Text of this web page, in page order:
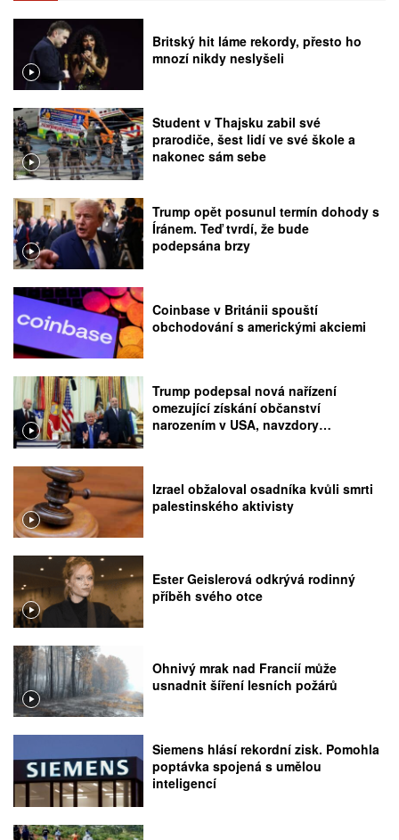
Britský hit láme rekordy, přesto ho
mnozí nikdy neslyšeli
Student v Thajsku zabil své
prarodiče, šest lidí ve své škole a
nakonec sám sebe
Trump opět posunul termín dohody s
Íránem. Teď tvrdí, že bude
podepsána brzy
Coinbase v Británii spouští
obchodování s americkými akciemi
Trump podepsal nová nařízení
omezující získání občanství
narozením v USA, navzdory
Izrael obžaloval osadníka kvůli smrti
palestinského aktivisty
Ester Geislerová odkrývá rodinný
příběh svého otce
Ohnivý mrak nad Francií může
usnadnit šíření lesních požárů
Siemens hlásí rekordní zisk. Pomohla
poptávka spojená s umělou
inteligencí